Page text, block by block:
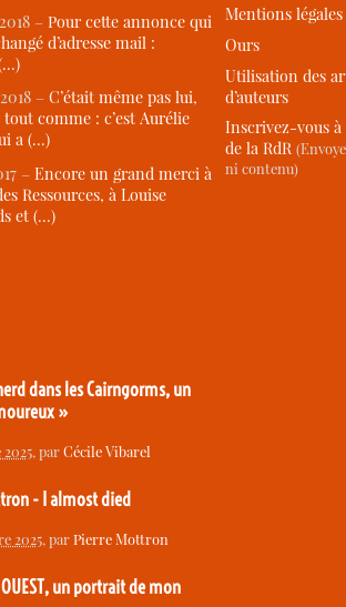
–Pour cette annonce qui
d’adresse mail :
–C’était même pas lui,
tout comme : c’est Aurélie
a (…)
–Encore un grand merci à
Ressources, à Louise
et (…)
dans les Cairngorms, un
»
, parCécile Vibarel
- I almost died
2025, parPierre Mottron
OUEST, un portrait de mon
Mentions légales
Ours
Utilisation des
d’auteurs
Inscrivez-vous
de la RdR
ni contenu)